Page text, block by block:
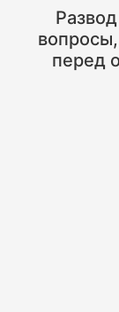
перед